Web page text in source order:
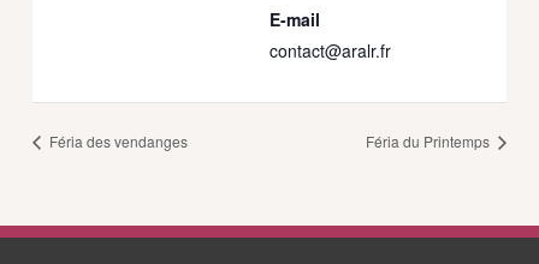
E-mail
contact@aralr.fr
Féria des vendanges Féria du Printemps